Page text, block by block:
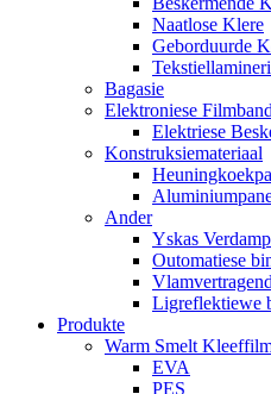
Naatlose Klere
Geborduurde
Bagasie
Elektroniese
Elektriese
Konstruksiemateriaal
Ander
Yskas
Outomatiese
Ligreflektiewe
Produkte
Warm Smelt
EVA
PES